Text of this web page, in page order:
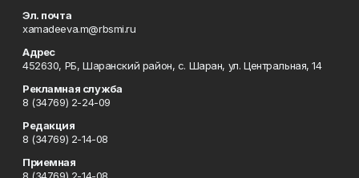
Эл. почта
xamadeeva.m@rbsmi.ru
Адрес
452630, РБ, Шаранский район, с. Шаран, ул. Центральная, 14
Рекламная служба
8 (34769) 2-24-09
Редакция
8 (34769) 2-14-08
Приемная